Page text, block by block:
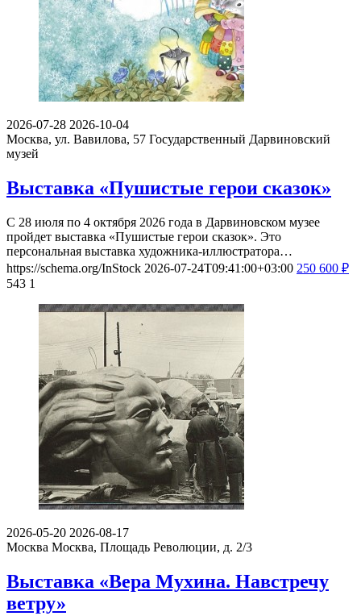
2026-07-28 2026-10-04
Москва, ул. Вавилова, 57 Государственный Дарвиновский
музей
Выставка «Пушистые герои сказок»
С 28 июля по 4 октября 2026 года в Дарвиновском музее
пройдет выставка «Пушистые герои сказок». Это
персональная выставка художника-иллюстратора…
https://schema.org/InStock 2026-07-24T09:41:00+03:00 250 600 ₽
543 1
2026-05-20 2026-08-17
Москва Москва, Площадь Революции, д. 2/3
Выставка «Вера Мухина. Навстречу
ветру»